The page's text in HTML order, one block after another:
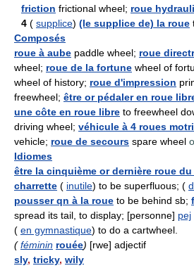
friction frictional wheel; roue
4 ( supplice) (le supplice de) la roue
Composés
roue à aube paddle wheel; roue
wheel; roue de la fortune wheel of
wheel of history; roue d'impression
freewheel; être or pédaler en roue
une côte en roue libre to freewheel
driving wheel; véhicule à 4 roues
vehicle; roue de secours spare wheel
Idiomes
être la cinquième or dernière roue
charrette ( inutile) to be superfluous; (
pousser qn à la roue to be behind sb;
spread its tail, to display; [personne] pej
( en gymnastique) to do a cartwheel.
( féminin rouée) [rwe] adjectif
sly, tricky, wily